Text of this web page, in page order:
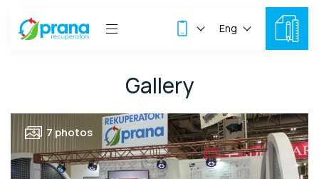
Eng
Gallery
7 photos